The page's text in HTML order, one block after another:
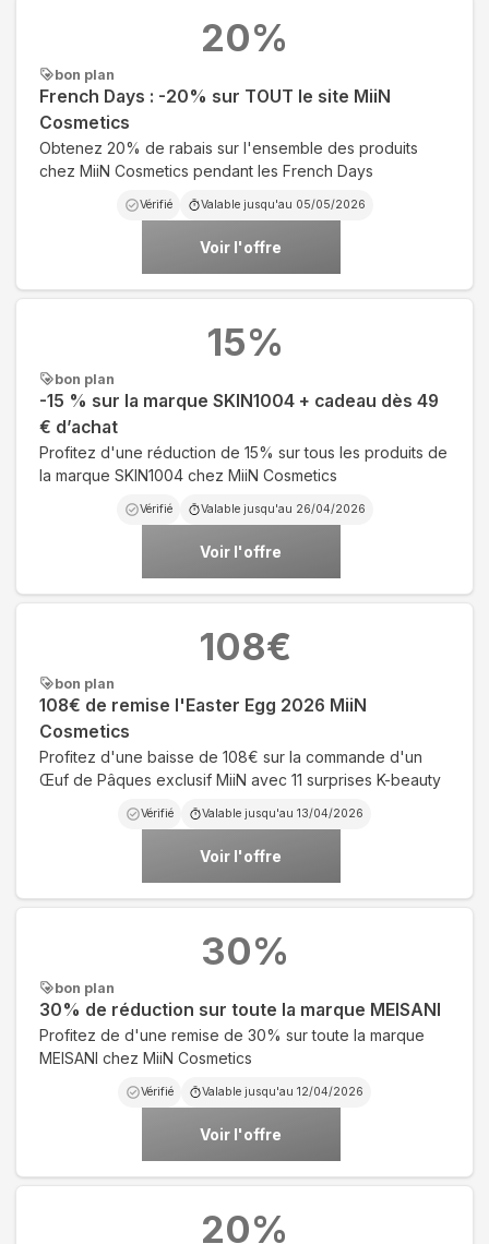
bon plan
French Days : -20% sur TOUT le site MiiN
Cosmetics
Obtenez 20% de rabais sur l'ensemble des produits
chez MiiN Cosmetics pendant les French Days
Vérifié Valable jusqu'au 05/05/2026
Voir l'offre
20%
bon plan
-15 % sur la marque SKIN1004 + cadeau dès 49
€ d’achat
Profitez d'une réduction de 15% sur tous les produits de
la marque SKIN1004 chez MiiN Cosmetics
Vérifié Valable jusqu'au 26/04/2026
Voir l'offre
15%
bon plan
108€ de remise l'Easter Egg 2026 MiiN
Cosmetics
Profitez d'une baisse de 108€ sur la commande d'un
Œuf de Pâques exclusif MiiN avec 11 surprises K-beauty
Vérifié Valable jusqu'au 13/04/2026
Voir l'offre
108€
bon plan
30% de réduction sur toute la marque MEISANI
Profitez de d'une remise de 30% sur toute la marque
MEISANI chez MiiN Cosmetics
Vérifié Valable jusqu'au 12/04/2026
Voir l'offre
30%
20%